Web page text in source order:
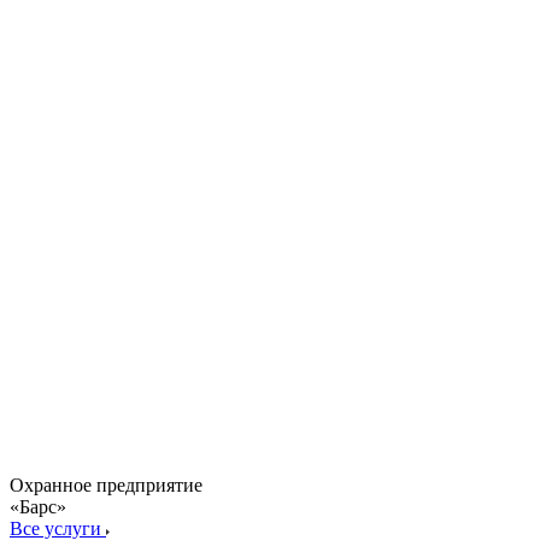
Охранное предприятие
«Барс»
Все услуги